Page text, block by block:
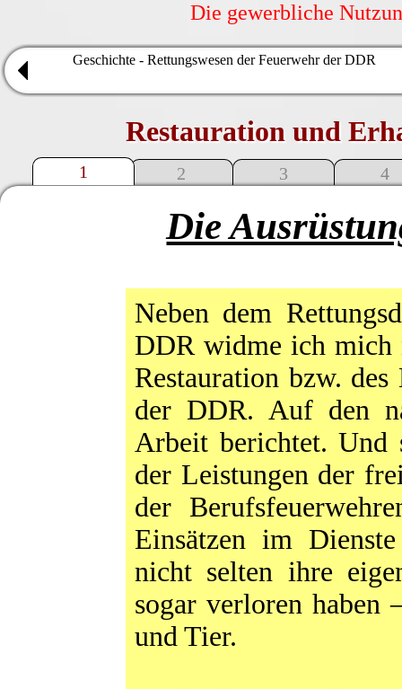
Die gewerbliche
Geschichte - Rettungswesen der Feuerwehr der DDR
Restauration und
1 2 3 4
Die
Neben dem
DDR widme ich mich
Restauration bzw.
der DDR. Auf den
Arbeit berichtet. Und
der Leistungen der
der
Einsätzen im
nicht selten ihre
sogar verloren haben
und Tier.